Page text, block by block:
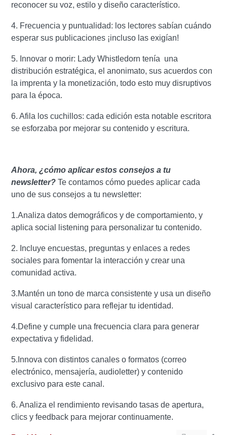
reconocer su voz, estilo y diseño característico.
4. Frecuencia y puntualidad: los lectores sabían cuándo
esperar sus publicaciones ¡incluso las exigían!
5. Innovar o morir: Lady Whistledorn tenía una
distribución estratégica, el anonimato, sus acuerdos con
la imprenta y la monetización, todo esto muy disruptivos
para la época.
6. Afila los cuchillos: cada edición esta notable escritora
se esforzaba por mejorar su contenido y escritura.
Ahora, ¿cómo aplicar estos consejos a tu
newsletter?Te contamos cómo puedes aplicar cada
uno de sus consejos a tu newsletter:
1.Analiza datos demográficos y de comportamiento, y
aplica social listening para personalizar tu contenido.
2. Incluye encuestas, preguntas y enlaces a redes
sociales para fomentar la interacción y crear una
comunidad activa.
3.Mantén un tono de marca consistente y usa un diseño
visual característico para reflejar tu identidad.
4.Define y cumple una frecuencia clara para generar
expectativa y fidelidad.
5.Innova con distintos canales o formatos (correo
electrónico, mensajería, audioletter) y contenido
exclusivo para este canal.
6. Analiza el rendimiento revisando tasas de apertura,
clics y feedback para mejorar continuamente.